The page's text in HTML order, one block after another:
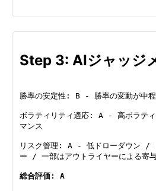
Step 3: AIジャッジ
勝率の安定性: B - 勝率の変動が中
ボラティリティ適応: A - 高ボラティ
マンス
リスク管理: A - 低ドローダウン /
ー / 一部はアウトライヤーによる寄
総合評価: A